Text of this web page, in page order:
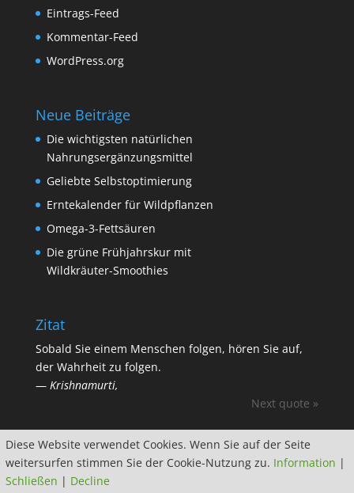
Eintrags-Feed
Kommentar-Feed
WordPress.org
Neue Beiträge
Die wichtigsten natürlichen
Nahrungsergänzungsmittel
Geliebte Selbstoptimierung
Erntekalender für Wildpflanzen
Omega-3-Fettsäuren
Die grüne Frühjahrskur mit
Wildkräuter-Smoothies
Zitat
Sobald Sie einem Menschen folgen, hören Sie auf,
der Wahrheit zu folgen.
— Krishnamurti,
Next quote »
Diese Website verwendet Cookies. Wenn Sie auf der Seite
weitersurfen stimmen Sie der Cookie-Nutzung zu. Information |
Schließen | Decline